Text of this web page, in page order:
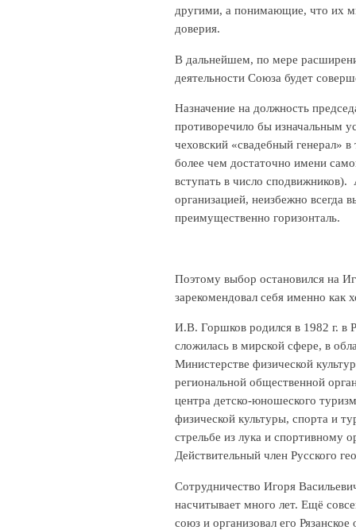
другими, а понимающие, что их
доверия.
В дальнейшем, по мере
деятельности Союза будет
Назначение на должность
противоречило бы изначальным
чеховский «свадебный генерал»
более чем достаточно имени
вступать в число
организацией, неизбежно всегда
преимущественно горизонталь.
Поэтому выбор остановился на
зарекомендовал себя именно
И.В. Горшков родился в 1982 г. в
сложилась в мирской сфере, в
Министерстве физической
региональной общественной
центра детско-юношеского
физической культуры, спорта и
стрельбе из лука и спортивному
Действительный член Русского
Сотрудничество Игоря
насчитывает много лет. Ещё
союз и организовал его